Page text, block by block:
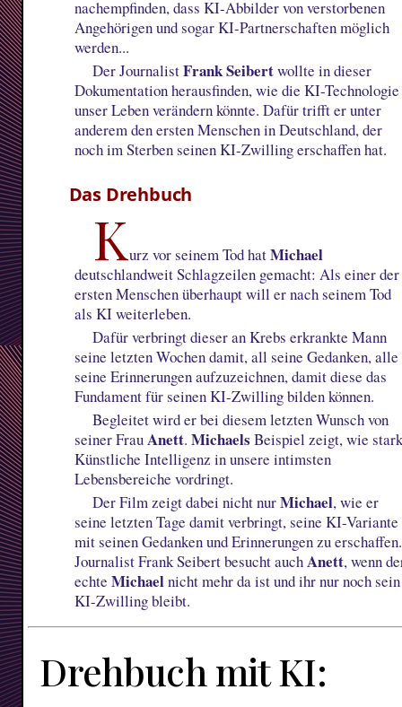
nachempfinden, dass KI-Abbilder von verstorbenen
Angehörigen und sogar KI-Partnerschaften möglich
werden...
Der JournalistFrank Seibertwollte in dieser
Dokumentation herausfinden, wie die KI-Technologie
unser Leben verändern könnte. Dafür trifft er unter
anderem den ersten Menschen in Deutschland, der
noch im Sterben seinen KI-Zwilling erschaffen hat.
Das Drehbuch
Kurz vor seinem Tod hatMichael
deutschlandweit Schlagzeilen gemacht: Als einer der
ersten Menschen überhaupt will er nach seinem Tod
als KI weiterleben.
Dafür verbringt dieser an Krebs erkrankte Mann
seine letzten Wochen damit, all seine Gedanken, alle
seine Erinnerungen aufzuzeichnen, damit diese das
Fundament für seinen KI-Zwilling bilden können.
Begleitet wird er bei diesem letzten Wunsch von
seiner FrauAnett.Michaels Beispiel zeigt, wie
Künstliche Intelligenz in unsere intimsten
Lebensbereiche vordringt.
Der Film zeigt dabei nicht nurMichael, wie er
seine letzten Tage damit verbringt, seine KI-Variante
mit seinen Gedanken und Erinnerungen zu erschaffen.
Journalist Frank Seibert besucht auchAnett, wenn
echteMichaelnicht mehr da ist und ihr nur noch sein
KI-Zwilling bleibt.
Drehbuch mit KI: